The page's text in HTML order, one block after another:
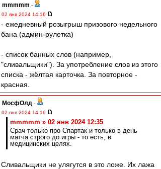
mmmmm -
02 янв 2024 14:16
- ежедневный розыгрыш призового недельного
бана (админ-рулетка)
- список банных слов (например,
"сливальщики"). За употребление слов из этого
списка - жёлтая карточка. За повторное -
красная.
МосфОлд -
02 янв 2024 14:16
mmmmm » 02 янв 2024 12:35
Срач только про Спартак и только в день
матча строго до игры - то есть, в
медицинских целях.
Сливальщики не улягутся в это ложе. Их лажа